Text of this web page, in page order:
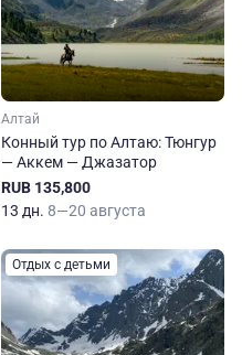
Алтай
Конный тур по Алтаю: Тюнгур
— Аккем — Джазатор
RUB 135,800
13 дн. 8—20 августа
Отдых с детьми